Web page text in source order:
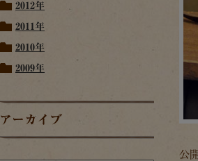
2012年
2011年
2010年
2009年
アーカイブ
公